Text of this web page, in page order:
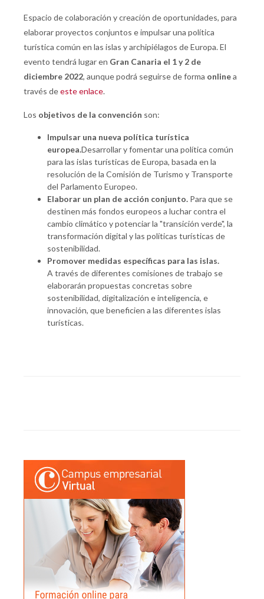
Espacio de colaboración y creación de oportunidades, para
elaborar proyectos conjuntos e impulsar una política
turística común en las islas y archipiélagos de Europa. El
evento tendrá lugar en Gran Canaria el 1 y 2 de
diciembre 2022, aunque podrá seguirse de forma onlinea
través deeste enlace.
Los objetivos de la convención son:
Impulsar una nueva política turística
europea.Desarrollar y fomentar una política común
para las islas turísticas de Europa, basada en la
resolución de la Comisión de Turismo y Transporte
del Parlamento Europeo.
Elaborar un plan de acción conjunto. Para que se
destinen más fondos europeos a luchar contra el
cambio climático y potenciar la "transición verde", la
transformación digital y las políticas turísticas de
sostenibilidad.
Promover medidas específicas para las islas.
A través de diferentes comisiones de trabajo se
elaborarán propuestas concretas sobre
sostenibilidad, digitalización e inteligencia, e
innovación, que beneficien a las diferentes islas
turísticas.